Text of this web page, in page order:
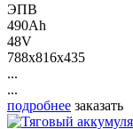
ЭПВ
490Ah
48V
788x816x435
...
...
подробнее заказать